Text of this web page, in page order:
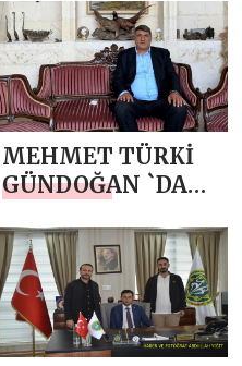
DEMOKRASİ VE
MİLLİ BİRLİK
GÜNÜ MESAJI
MEHMET TÜRKİ
GÜNDOĞAN `DAN
DEMOKRASİ VE
MİLLİ BİRLİK
GÜNÜ MESAJI